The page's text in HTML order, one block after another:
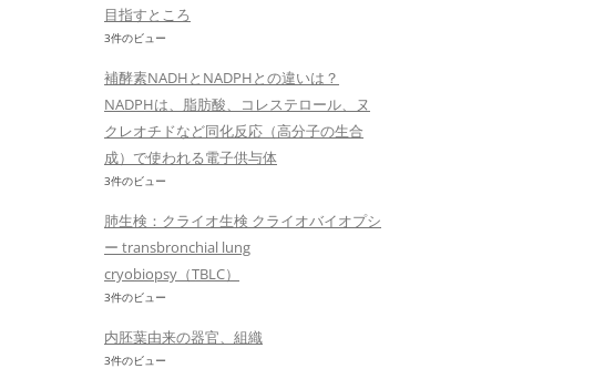
目指すところ
3件のビュー
補酵素NADHとNADPHとの違いは？
NADPHは、脂肪酸、コレステロール、ヌ
クレオチドなど同化反応（高分子の生合
成）で使われる電子供与体
3件のビュー
肺生検：クライオ生検 クライオバイオプシ
ー transbronchial lung
cryobiopsy（TBLC）
3件のビュー
内胚葉由来の器官、組織
3件のビュー